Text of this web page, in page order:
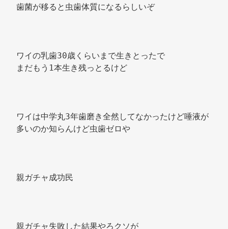
歯菌が移ると虫歯体質になるらしいぞ
ワイの乳歯30歳くらいまで生きとったで
まだもう1本生き残っとるけど
ワイは中学丸3年歯磨き全然してなかったけど唾液が
多いのか知らんけど虫歯ゼロや
親ガチャ成功民
親ガチャ失敗した結果やろクソが